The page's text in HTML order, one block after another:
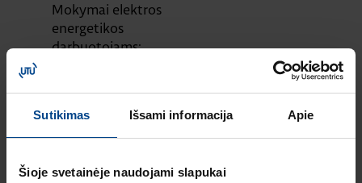
Sutikimas Išsami informacija Apie
Šioje svetainėje naudojami slapukai
Mokymai elektros
energetikos
darbuotojams:
sprendimais
ELEKTROMOBILIO
8.1.2026